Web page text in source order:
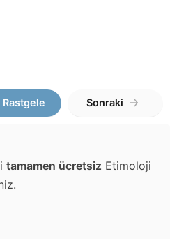
Rastgele Sonraki
tamamen ücretsiz Etimoloji